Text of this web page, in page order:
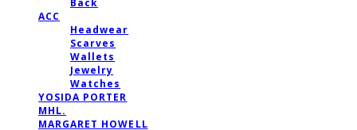
Back
ACC
Headwear
Scarves
Wallets
Jewelry
Watches
YOSIDA PORTER
MHL.
MARGARET HOWELL